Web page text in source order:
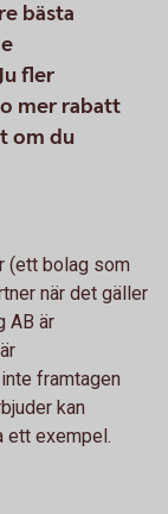
bästa
fler
mer rabatt
om du
(ett bolag som
när det gäller
AB är
framtagen
kan
ett exempel.